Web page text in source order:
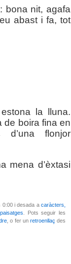
bona nit, agafa
abast i fa, tot
la lluna.
de boira fina en
d’una flonjor
mena d’èxtasi
0:00 i desada a caràcters,
. Pots seguir les
, o fer un retroenllaç des